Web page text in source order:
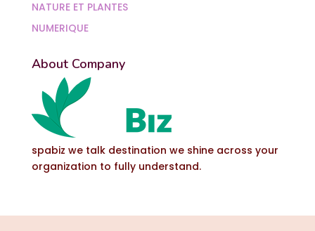
NATURE ET PLANTES
NUMERIQUE
About Company
spabiz we talk destination we shine across your
organization to fully understand.